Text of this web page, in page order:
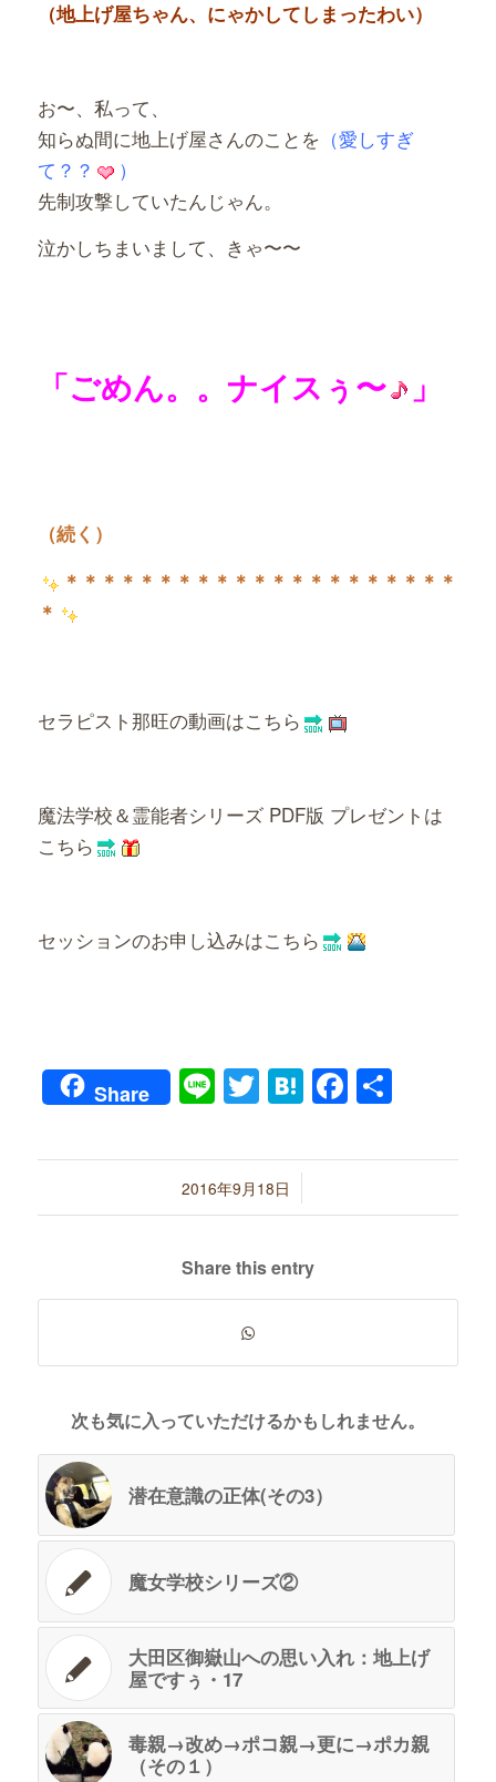
（地上げ屋ちゃん、にゃかしてしまったわい）
お〜、私って、
知らぬ間に地上げ屋さんのことを （愛しすぎ
て？？
）
先制攻撃していたんじゃん。
泣かしちまいまして、きゃ〜〜
「ごめん。。ナイスぅ〜 」
（続く）
＊＊＊＊＊＊＊＊＊＊＊＊＊＊＊＊＊＊＊＊＊
＊
セラピスト那旺の動画はこちら
魔法学校＆霊能者シリーズ PDF版 プレゼントは
こちら
セッションのお申し込みはこちら
Share LineTwitter
Hatena共
2016年9月18日
/
Share this entry
次も気に入っていただけるかもしれません。
潜在意識の正体(その3）
魔女学校シリーズ②
大田区御嶽山への思い入れ：地上げ
屋ですぅ・17
毒親→改め→ポコ親→更に→ポカ親
（その１）